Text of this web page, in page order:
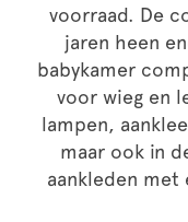
voorraad. De
jaren heen
babykamer
voor wieg en
lampen,
maar ook in
aankleden met